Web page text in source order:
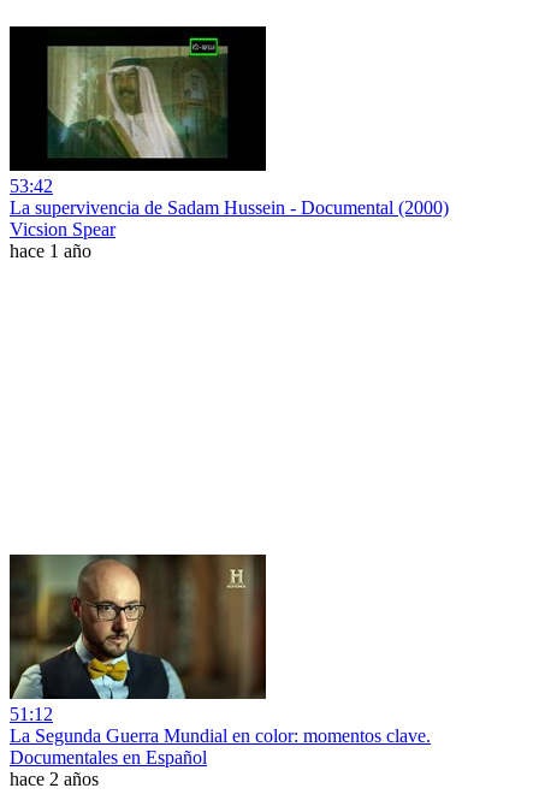
53:42
La supervivencia de Sadam Hussein - Documental (2000)
Vicsion Spear
hace 1 año
51:12
La Segunda Guerra Mundial en color: momentos clave.
Documentales en Español
hace 2 años